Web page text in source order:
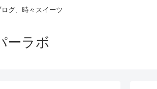
グ、時々スイーツ
ーラボ